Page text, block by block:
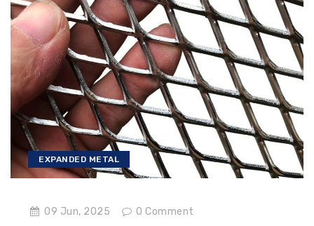
EXPANDED METAL
09 Jun, 2025 0 Comment